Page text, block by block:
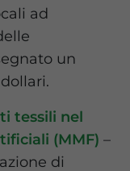
ad
un
tessili nel
(MMF) –
di